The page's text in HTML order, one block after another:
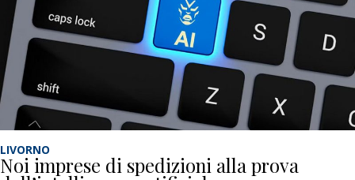
LIVORNO
Noi imprese di spedizioni alla prova